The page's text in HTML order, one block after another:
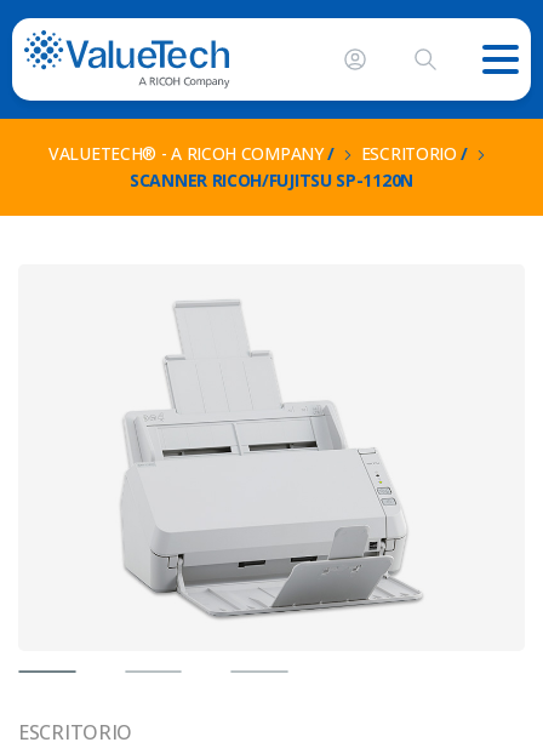
VALUETECH® - A RICOH COMPANY/ ESCRITORIO /
SCANNER RICOH/FUJITSU SP-1120N
ESCRITORIO